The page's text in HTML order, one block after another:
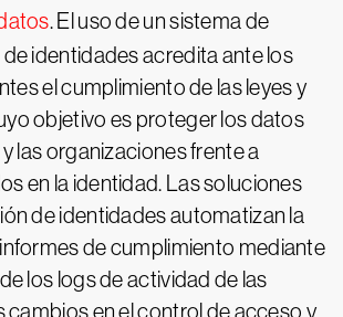
. El uso de un sistema de
identidades acredita ante los
el cumplimiento de las leyes y
objetivo es proteger los datos
las organizaciones frente a
en la identidad. Las soluciones
de identidades automatizan la
de cumplimiento mediante
los logs de actividad de las
cambios en el control de acceso y